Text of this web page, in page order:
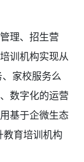
理、招生营
训机构实现从
家校服务么
数字化的运营
基于企微生态
育培训机构